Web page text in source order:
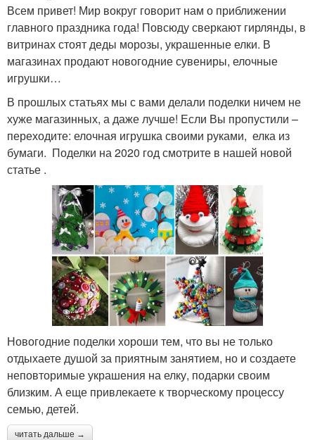
Всем привет! Мир вокруг говорит нам о приближении
главного праздника года! Повсюду сверкают гирлянды, в
витринах стоят деды морозы, украшенные елки. В
магазинах продают новогодние сувениры, елочные
игрушки…
В прошлых статьях мы с вами делали поделки ничем не
хуже магазинных, а даже лучше! Если Вы пропустили –
переходите: елочная игрушка своими руками, елка из
бумаги. Поделки на 2020 год смотрите в нашей новой
статье .
Новогодние поделки хороши тем, что вы не только
отдыхаете душой за приятным занятием, но и создаете
неповторимые украшения на елку, подарки своим
близким. А еще привлекаете к творческому процессу
семью, детей.
читать дальше →